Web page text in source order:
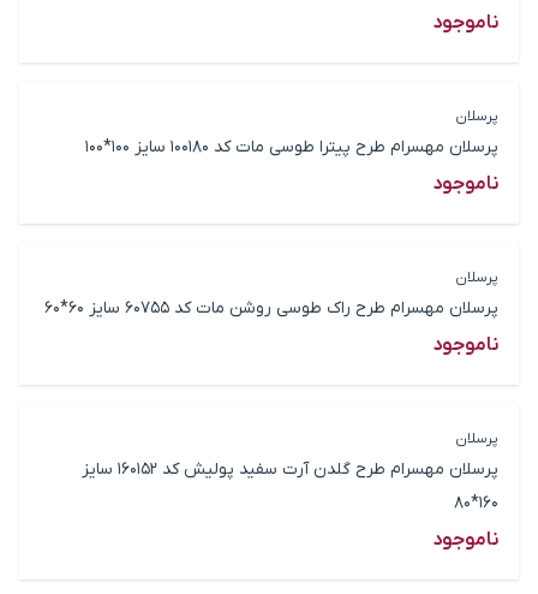
ناموجود
پرسلان
پرسلان مهسرام طرح پیترا طوسی مات کد 100180 سایز 100*100
ناموجود
پرسلان
پرسلان مهسرام طرح راک طوسی روشن مات کد 60755 سایز 60*60
ناموجود
پرسلان
پرسلان مهسرام طرح گلدن آرت سفید پولیش کد 160152 سایز
160*80
ناموجود